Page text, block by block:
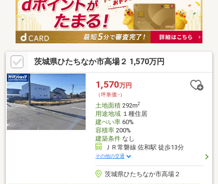
茨城県ひたちなか市高場２ 1,570万円
1,570万円
（坪単価:-）
土地面積292m2
用途地域１種住居
建ぺい率60%
容積率200%
建築条件なし
ＪＲ常磐線 佐和駅 徒歩13分
その他の交通
茨城県ひたちなか市高場２